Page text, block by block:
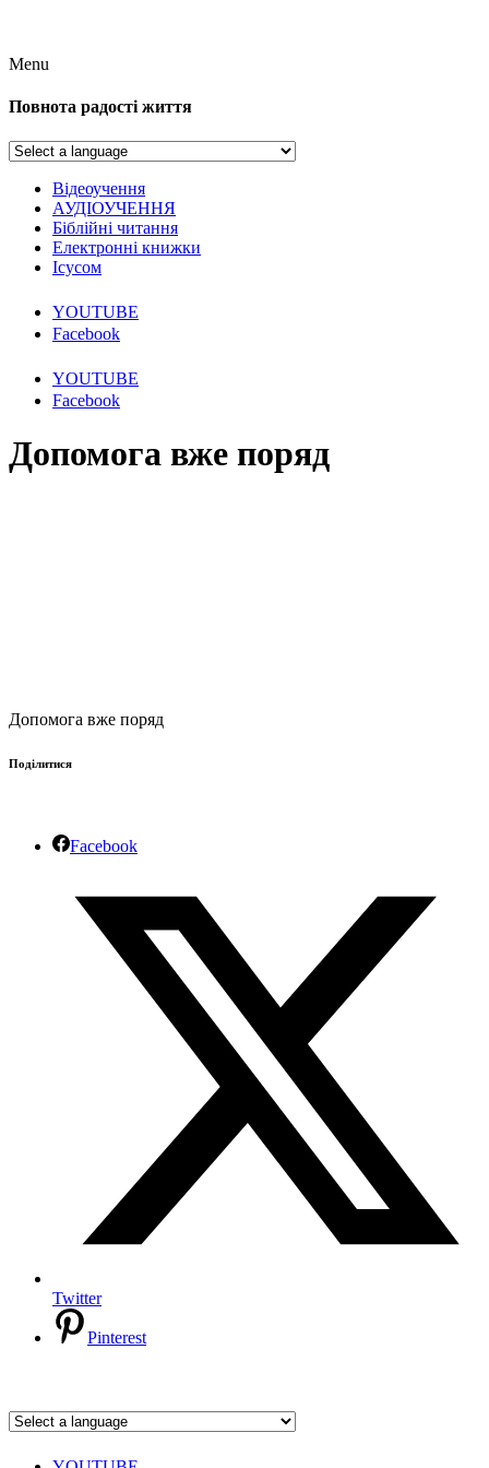
Menu
Повнота радості життя
Відеоучення
АУДІОУЧЕННЯ
Біблійні читання
Електронні книжки
Ісусом
YOUTUBE
Facebook
YOUTUBE
Facebook
Допомога вже поряд
Допомога вже поряд
Поділитися
Facebook
Twitter
Pinterest